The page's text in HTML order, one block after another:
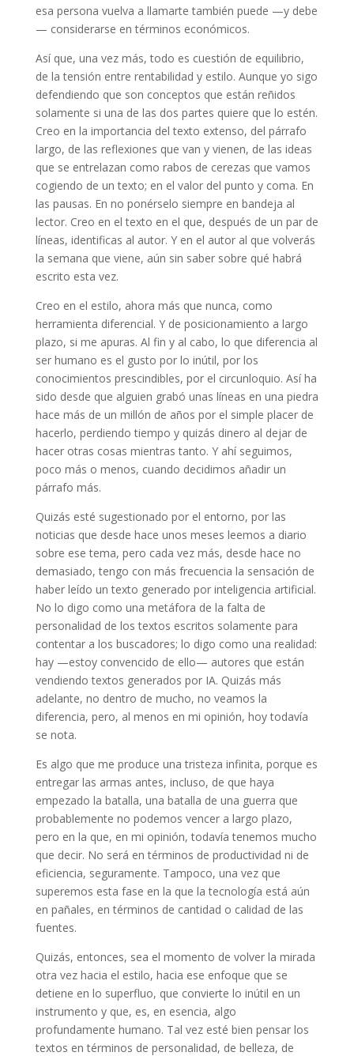
esa persona vuelva a llamarte también puede —y debe
— considerarse en términos económicos.
Así que, una vez más, todo es cuestión de equilibrio,
de la tensión entre rentabilidad y estilo. Aunque yo sigo
defendiendo que son conceptos que están reñidos
solamente si una de las dos partes quiere que lo estén.
Creo en la importancia del texto extenso, del párrafo
largo, de las reflexiones que van y vienen, de las ideas
que se entrelazan como rabos de cerezas que vamos
cogiendo de un texto; en el valor del punto y coma. En
las pausas. En no ponérselo siempre en bandeja al
lector. Creo en el texto en el que, después de un par de
líneas, identificas al autor. Y en el autor al que volverás
la semana que viene, aún sin saber sobre qué habrá
escrito esta vez.
Creo en el estilo, ahora más que nunca, como
herramienta diferencial. Y de posicionamiento a largo
plazo, si me apuras. Al fin y al cabo, lo que diferencia al
ser humano es el gusto por lo inútil, por los
conocimientos prescindibles, por el circunloquio. Así ha
sido desde que alguien grabó unas líneas en una piedra
hace más de un millón de años por el simple placer de
hacerlo, perdiendo tiempo y quizás dinero al dejar de
hacer otras cosas mientras tanto. Y ahí seguimos,
poco más o menos, cuando decidimos añadir un
párrafo más.
Quizás esté sugestionado por el entorno, por las
noticias que desde hace unos meses leemos a diario
sobre ese tema, pero cada vez más, desde hace no
demasiado, tengo con más frecuencia la sensación de
haber leído un texto generado por inteligencia artificial.
No lo digo como una metáfora de la falta de
personalidad de los textos escritos solamente para
contentar a los buscadores; lo digo como una realidad:
hay —estoy convencido de ello— autores que están
vendiendo textos generados por IA. Quizás más
adelante, no dentro de mucho, no veamos la
diferencia, pero, al menos en mi opinión, hoy todavía
se nota.
Es algo que me produce una tristeza infinita, porque es
entregar las armas antes, incluso, de que haya
empezado la batalla, una batalla de una guerra que
probablemente no podemos vencer a largo plazo,
pero en la que, en mi opinión, todavía tenemos mucho
que decir. No será en términos de productividad ni de
eficiencia, seguramente. Tampoco, una vez que
superemos esta fase en la que la tecnología está aún
en pañales, en términos de cantidad o calidad de las
fuentes.
Quizás, entonces, sea el momento de volver la mirada
otra vez hacia el estilo, hacia ese enfoque que se
detiene en lo superfluo, que convierte lo inútil en un
instrumento y que, es, en esencia, algo
profundamente humano. Tal vez esté bien pensar los
textos en términos de personalidad, de belleza, de